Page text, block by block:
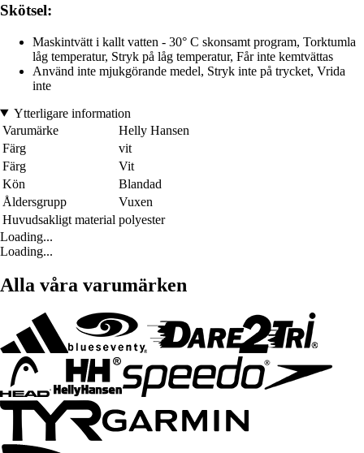
Skötsel:
Maskintvätt i kallt vatten - 30° C skonsamt program, Torktumla
låg temperatur, Stryk på låg temperatur, Får inte kemtvättas
Använd inte mjukgörande medel, Stryk inte på trycket, Vrida
inte
Ytterligare information
Varumärke
Helly Hansen
Färg
vit
Färg
Vit
Kön
Blandad
Åldersgrupp
Vuxen
Huvudsakligt material polyester
Loading...
Loading...
Alla våra varumärken